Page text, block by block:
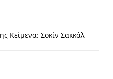
Κείμενα: Σοκίν Σακκάλ